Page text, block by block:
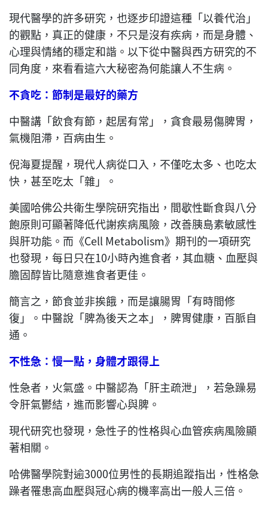
現代醫學的許多研究，也逐步印證這種「以養代治」
的觀點，真正的健康，不只是沒有疾病，而是身體、
心理與情緒的穩定和諧。以下從中醫與西方研究的不
同角度，來看看這六大秘密為何能讓人不生病。
不貪吃：節制是最好的藥方
中醫講「飲食有節，起居有常」，貪食最易傷脾胃，
氣機阻滯，百病由生。
倪海夏提醒，現代人病從口入，不僅吃太多、也吃太
快，甚至吃太「雜」。
美國哈佛公共衛生學院研究指出，間歇性斷食與八分
飽原則可顯著降低代謝疾病風險，改善胰島素敏感性
與肝功能。而《Cell Metabolism》期刊的一項研究
也發現，每日只在10小時內進食者，其血糖、血壓與
膽固醇皆比隨意進食者更佳。
簡言之，節食並非挨餓，而是讓腸胃「有時間修
復」。中醫說「脾為後天之本」，脾胃健康，百脈自
通。
不性急：慢一點，身體才跟得上
性急者，火氣盛。中醫認為「肝主疏泄」，若急躁易
令肝氣鬱結，進而影響心與脾。
現代研究也發現，急性子的性格與心血管疾病風險顯
著相關。
哈佛醫學院對逾3000位男性的長期追蹤指出，性格急
躁者罹患高血壓與冠心病的機率高出一般人三倍。